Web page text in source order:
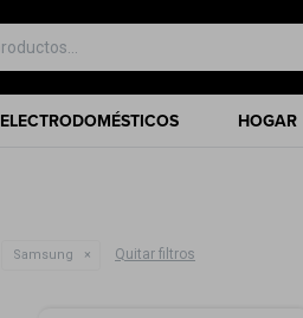
ELECTRODOMÉSTICOS HOGAR
Samsung Quitar filtros